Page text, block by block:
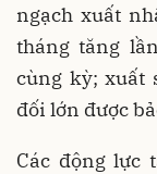
ngạch xuất
tháng tăng
cùng kỳ; xuất
đối lớn được
Các động lực